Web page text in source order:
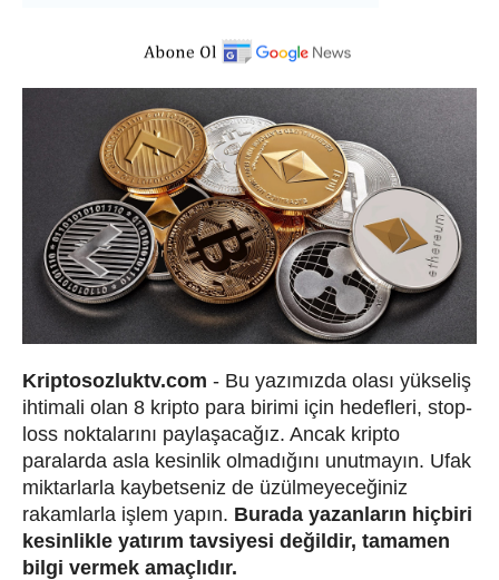
Kriptosozluktv.com - Bu yazımızda olası yükseliş
ihtimali olan 8 kripto para birimi için hedefleri, stop-
loss noktalarını paylaşacağız. Ancak kripto
paralarda asla kesinlik olmadığını unutmayın. Ufak
miktarlarla kaybetseniz de üzülmeyeceğiniz
rakamlarla işlem yapın. Burada yazanların hiçbiri
kesinlikle yatırım tavsiyesi değildir, tamamen
bilgi vermek amaçlıdır.